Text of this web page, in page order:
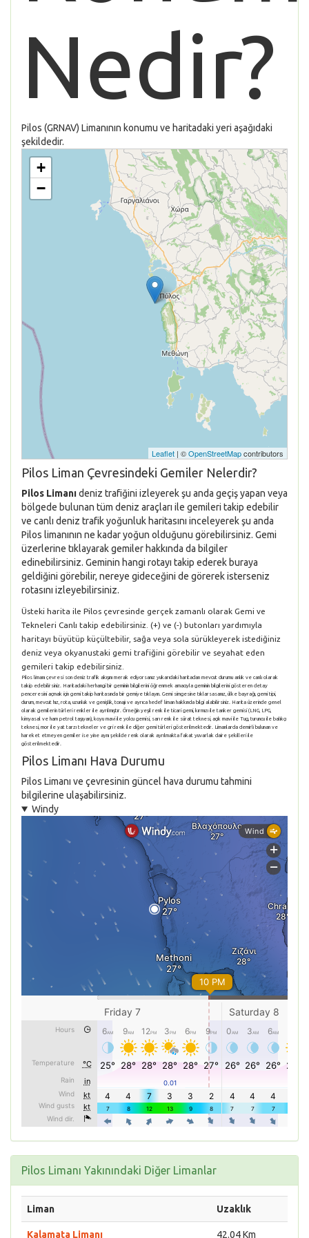
Nedir?
Pilos (GRNAV) Limanının konumu ve haritadaki yeri aşağıdaki
şekildedir.
+
−
Leaflet | ©OpenStreetMapcontributors
Pilos Liman Çevresindeki Gemiler Nelerdir?
Pilos Limanıdeniz trafiğini izleyerek şu anda geçiş yapan veya
bölgede bulunan tüm deniz araçları ile gemileri takip edebilir
ve canlı deniz trafik yoğunluk haritasını inceleyerek şu anda
Pilos limanının ne kadar yoğun olduğunu görebilirsiniz. Gemi
üzerlerine tıklayarak gemiler hakkında da bilgiler
edinebilirsiniz. Geminin hangi rotayı takip ederek buraya
geldiğini görebilir, nereye gideceğini de görerek isterseniz
rotasını izleyebilirsiniz.
Üsteki harita ile Pilos çevresinde gerçek zamanlı olarak Gemi ve
Tekneleri Canlı takip edebilirsiniz. (+) ve (-) butonları yardımıyla
haritayı büyütüp küçültebilir, sağa veya sola sürükleyerek istediğiniz
deniz veya okyanustaki gemi trafiğini görebilir ve seyahat eden
gemileri takip edebilirsiniz.
Pilos limanı çevresi son deniz trafik akışını merak ediyorsanız yukarıdaki haritadan mevcut durumu anlık ve canlı olarak
takip edebilirsiniz. Haritadaki herhangi bir geminin bilgilerini öğrenmek amacıyla geminin bilgilerini gösteren detay
penceresini açmak için gemi takip haritasında bir gemiye tıklayın. Gemi simgesine tıklarsasanız, ülke bayrağı, gemi tipi,
durum, mevcut hız, rota, uzunluk ve genişlik, tonajı ve ayrıca hedef liman hakkında bilgi alabilirsiniz. Harita üzerinde genel
olarak gemilerin türleri renkler ile ayrılmıştır. Örneğin yeşil renk ile ticari gemi, kırmızı ile tanker gemisi (LNG, LPG,
kimyasal ve ham petrol taşıyan), koyu mavi ile yolcu gemisi, sarı renk ile sürat teknesi, açık mavi ile Tug, turuncu ile balıkçı
teknesi, mor ile yat tarzı tekneler ve gri renk ile diğer gemi türleri gösterilmektedir. Limanlarda demirli bulunan ve
hareket etmeyen gemiler ise yine aynı şekilde renk olarak ayrılmakta fakat yuvarlak daire şekilleri ile
gösterilmektedir.
Pilos Limanı Hava Durumu
Pilos Limanı ve çevresinin güncel hava durumu tahmini
bilgilerine ulaşabilirsiniz.
Windy
Pilos Limanı Yakınındaki Diğer Limanlar
Liman Uzaklık
Kalamata Limanı 42.04 Km